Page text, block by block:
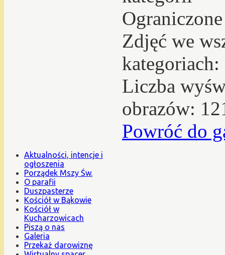
Zdjęć we
kategoriach:
Liczba
obrazów:
Powróć do
Aktualności, intencje i
ogłoszenia
Porządek Mszy Św.
O parafii
Duszpasterze
Kościół w Bąkowie
Kościół w
Kucharzowicach
Piszą o nas
Galeria
Przekaż darowiznę